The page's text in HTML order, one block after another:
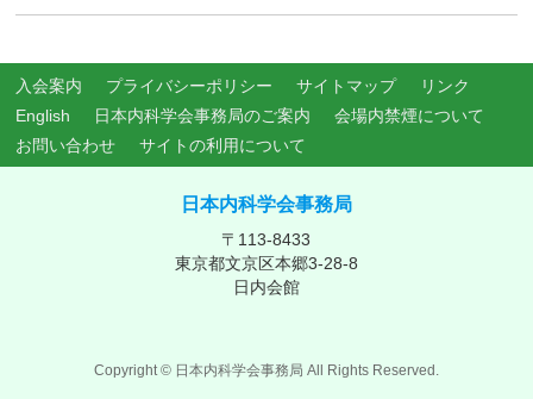
入会案内 プライバシーポリシー サイトマップ
リンク
English
日本内科学会事務局のご案内
会場内禁煙について
お問い合わせ
サイトの利用について
日本内科学会事務局
〒113-8433
東京都文京区本郷3-28-8
日内会館
Copyright © 日本内科学会事務局 All Rights Reserved.